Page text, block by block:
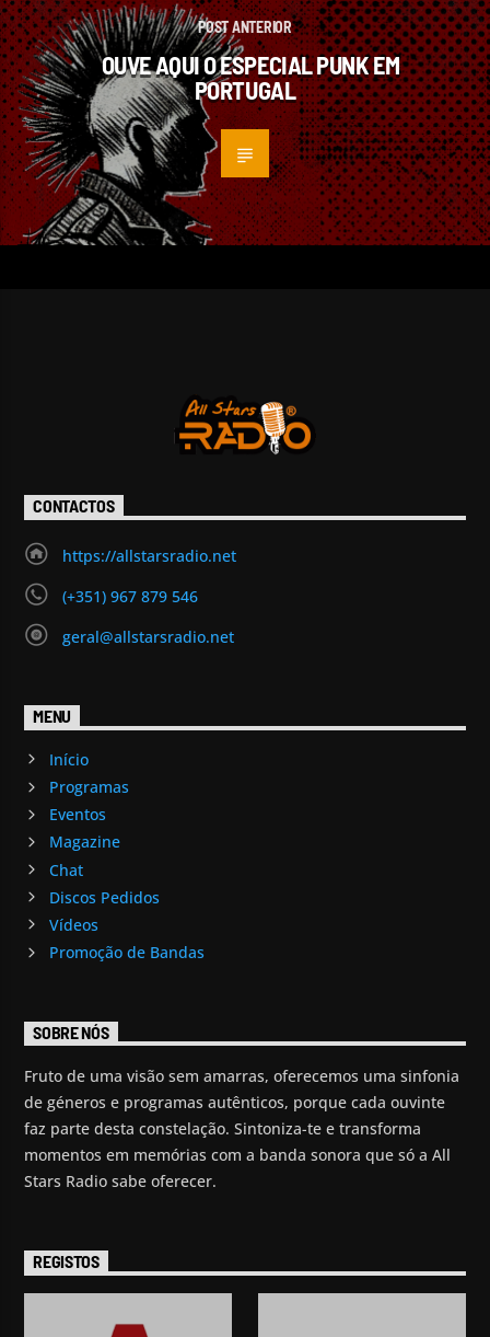
POST ANTERIOR
OUVE AQUI O ESPECIAL PUNK EM
PORTUGAL
CONTACTOS
https://allstarsradio.net
(+351) 967 879 546
geral@allstarsradio.net
MENU
Início
Programas
Eventos
Magazine
Chat
Discos Pedidos
Vídeos
Promoção de Bandas
SOBRE NÓS
Fruto de uma visão sem amarras, oferecemos uma sinfonia
de géneros e programas autênticos, porque cada ouvinte
faz parte desta constelação. Sintoniza-te e transforma
momentos em memórias com a banda sonora que só a All
Stars Radio sabe oferecer.
REGISTOS